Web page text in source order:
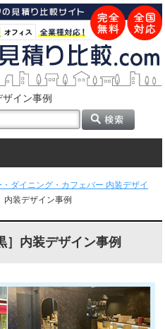
イン事例
・ダイニング・カフェバー 内装デザイ
内装デザイン事例
］内装デザイン事例